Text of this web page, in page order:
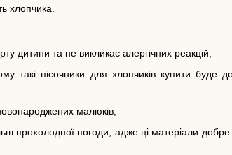
хлопчика.
дитини та не викликає алергічних реакцій;
такі пісочники для хлопчиків купити буде
малюків;
прохолодної погоди, адже ці матеріали